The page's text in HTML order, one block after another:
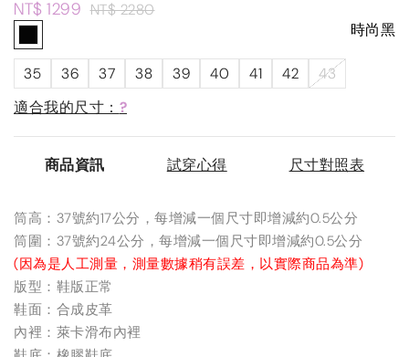
NT$ 1299 NT$ 2280
時尚黑
35 36 37 38 39 40 41 42
43
適合我的尺寸： ?
商品資訊 試穿心得 尺寸對照表
筒高：37號約17公分，每增減一個尺寸即增減約0.5公分
筒圍：37號約24公分，每增減一個尺寸即增減約0.5公分
(因為是人工測量，測量數據稍有誤差，以實際商品為準)
版型：鞋版正常
鞋面：合成皮革
內裡：萊卡滑布內裡